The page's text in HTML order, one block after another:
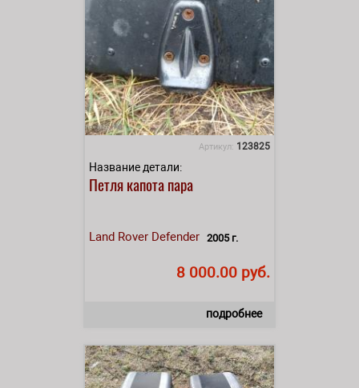
Артикул: 123825
Название детали:
Петля капота пара
Land Rover Defender 2005 г.
8 000.00 руб.
подробнее